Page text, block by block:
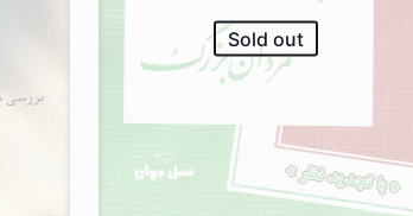
Sold out